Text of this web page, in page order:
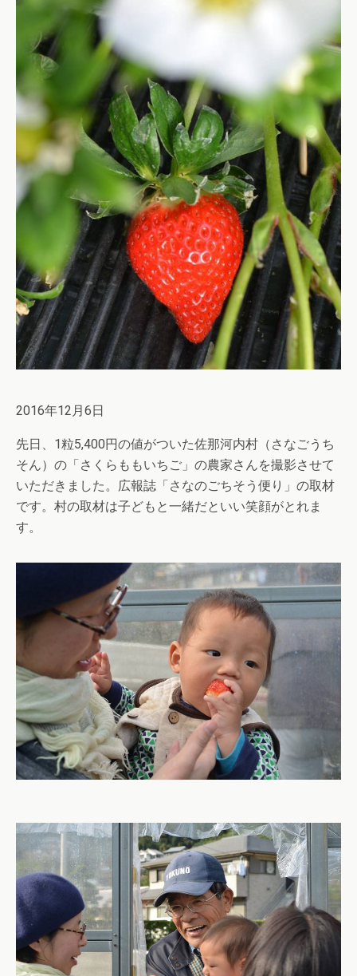
2016年12月6日
先日、1粒5,400円の値がついた佐那河内村（さなごうち
そん）の「さくらももいちご」の農家さんを撮影させて
いただきました。広報誌「さなのごちそう便り」の取材
です。村の取材は子どもと一緒だといい笑顔がとれま
す。